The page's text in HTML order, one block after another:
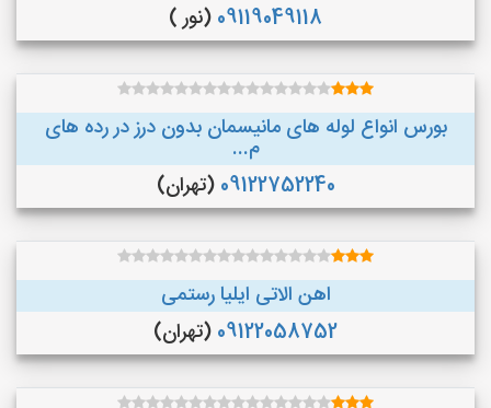
09119049118 (نور )
بورس انواع لوله های مانیسمان بدون درز در رده های
م...
09122752240 (تهران)
اهن الاتی ایلیا رستمی
09122058752 (تهران)